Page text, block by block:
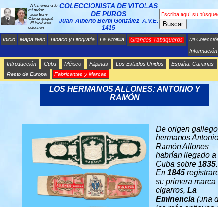
A la memoria de
mi padre:
José Berni
Gómez q.e.p.d.
El inició esta
colección
COLECCIONISTA DE VITOLAS
DE PUROS
Juan Alberto Berni González A.V.E.
1415
Buscar
Inicio Mapa Web Tabaco y Litografía La Vitolfilia
Mi
Información
Introducción Cuba México Filipinas Los Estados Unidos
España. Canarias
Resto de Europa
Fabricantes y Marcas
GRANDES TABAQUEROS
LOS HERMANOS ALLONES: ANTONIO Y
RAMÓN
De origen
hermanos
Ramón Allones
habrían llegado a
Cuba sobre 1835.
En 1845
su primera marca
cigarros, La
Eminencia (una